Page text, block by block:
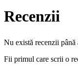
Recenzii
Nu există recenzii până
Fii primul care scrii o